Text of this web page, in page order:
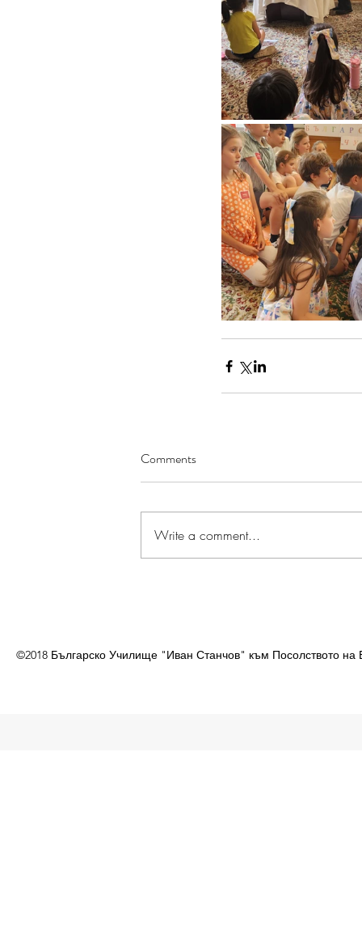
Comments
Write a comment...
©2018 Българско Училище "Иван Станчов" към Посолството на